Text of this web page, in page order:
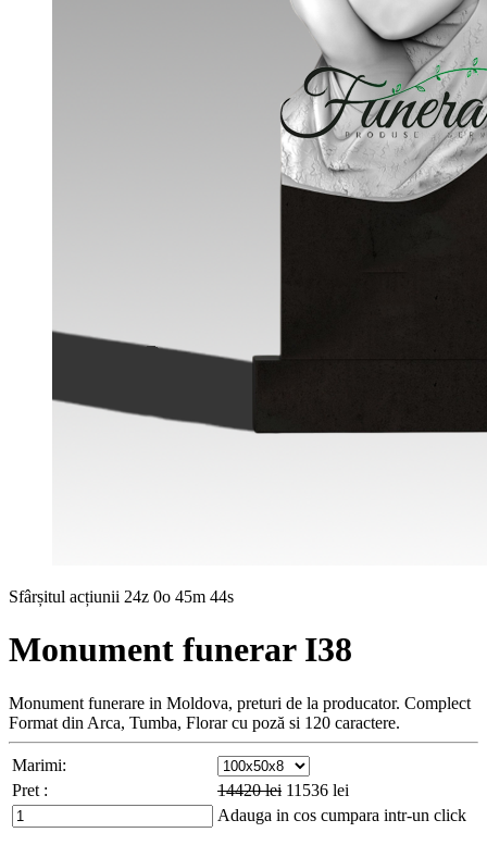
Sfârșitul acțiunii 24z 0o 45m 42s
Monument funerar I38
Monument funerare in Moldova, preturi de la producator. Complect
Format din Arca, Tumba, Florar cu poză si 120 caractere.
Marimi:
Pret :
14420lei 11536 lei
Adauga in cos cumpara intr-un click